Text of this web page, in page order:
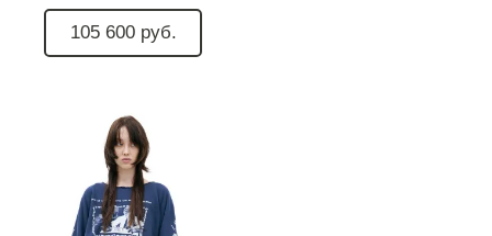
105 600 руб.